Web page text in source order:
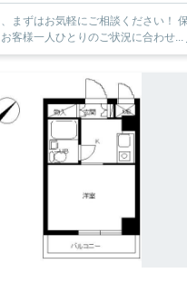
はお気軽にご相談ください！ 保証人・初期
客様一人ひとりのご状況に合わせ...